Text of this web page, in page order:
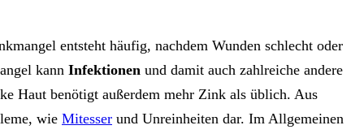
entsteht häufig, nachdem Wunden schlecht oder
kann Infektionen und damit auch zahlreiche andere
Haut benötigt außerdem mehr Zink als üblich. Aus
wie Mitesser und Unreinheiten dar. Im Allgemeinen